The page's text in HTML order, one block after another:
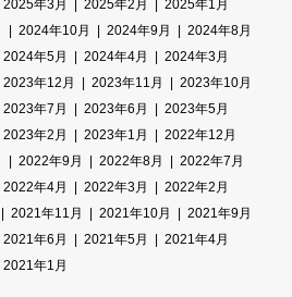
2025年3月 2025年2月
2025年1月
2024年10月 2024年9月
2024年8月
2024年5月 2024年4月
2024年3月
2023年12月 2023年11月
2023年10月
2023年7月 2023年6月
2023年5月
2023年2月 2023年1月
2022年12月
2022年9月 2022年8月
2022年7月
2022年4月 2022年3月
2022年2月
2021年11月 2021年10月
2021年9月
2021年6月 2021年5月
2021年4月
2021年1月